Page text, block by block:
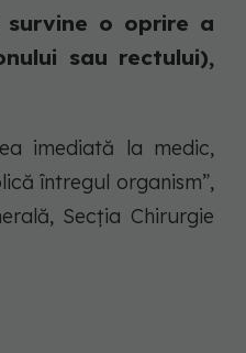
survine o oprire a
sau rectului),
imediată la medic,
întregul organism”,
Secția Chirurgie